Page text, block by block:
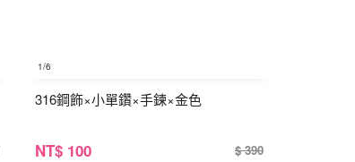
1/6
316鋼飾×小單鑽×手鍊×金色
NT$ 100 $ 390